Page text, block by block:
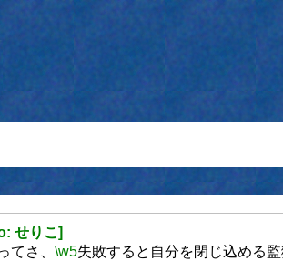
せりこ]
てさ、 \w5失敗すると自分を閉じ込める